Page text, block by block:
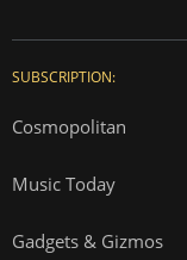
SUBSCRIPTION:
Cosmopolitan
Music Today
Gadgets & Gizmos